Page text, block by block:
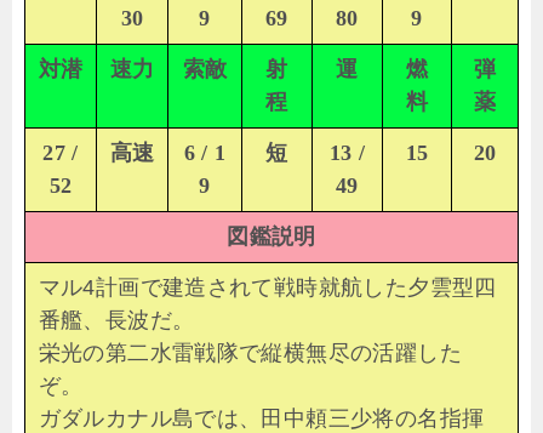
30
9
69
80
9
対潜 速力 索敵
射
程
運
燃
料
弾
薬
27 /
52
高速
6 / 1
9
短
13 /
49
15 20
図鑑説明
マル4計画で建造されて戦時就航した夕雲型四
番艦、長波だ。
栄光の第二水雷戦隊で縦横無尽の活躍した
ぞ。
ガダルカナル島では、田中頼三少将の名指揮